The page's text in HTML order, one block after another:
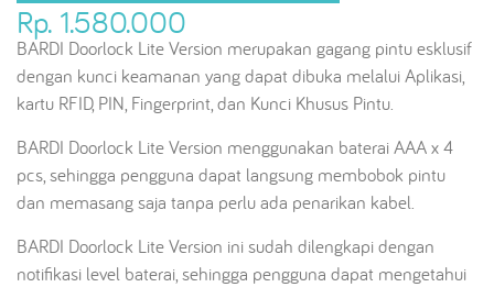
Rp. 1.580.000
BARDI Doorlock Lite Version merupakan gagang pintu esklusif
dengan kunci keamanan yang dapat dibuka melalui Aplikasi,
kartu RFID, PIN, Fingerprint, dan Kunci Khusus Pintu.
BARDI Doorlock Lite Version menggunakan baterai AAA x 4
pcs, sehingga pengguna dapat langsung membobok pintu
dan memasang saja tanpa perlu ada penarikan kabel.
BARDI Doorlock Lite Version ini sudah dilengkapi dengan
notifikasi level baterai, sehingga pengguna dapat mengetahui